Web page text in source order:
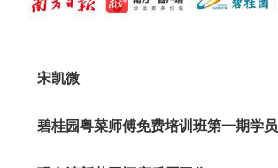
宋凯微
碧桂园粤菜师傅免费培训班第一期学员